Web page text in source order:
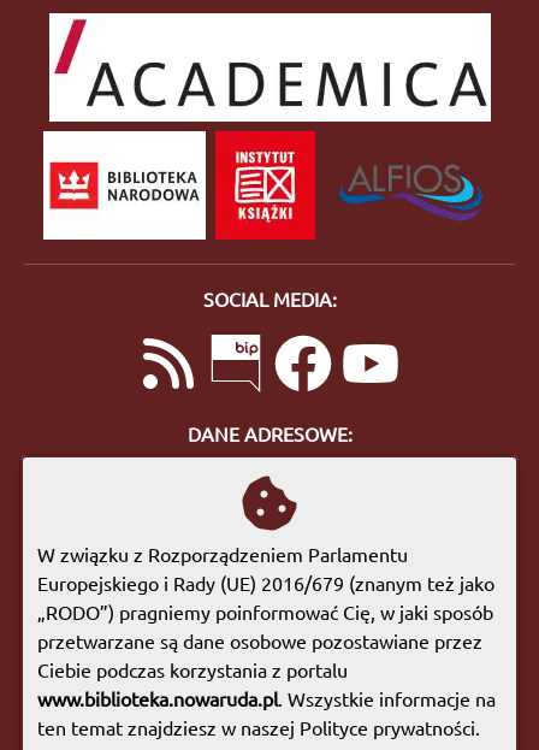
SOCIAL MEDIA:
DANE ADRESOWE:
ul. Bohaterów Getta 10
57-400 Nowa Ruda
biuro@biblioteka.nowaruda.pl
GODZINY OTWARCIA:
Poniedziałek:
09:00 - 17:00
Wtorek:
09:00 - 17:00
Środa:
09:00 - 17:00
W związku z Rozporządzeniem Parlamentu
Europejskiego i Rady (UE) 2016/679 (znanym też jako
„RODO”) pragniemy poinformować Cię, w jaki sposób
przetwarzane są dane osobowe pozostawiane przez
Ciebie podczas korzystania z portalu
www.biblioteka.nowaruda.pl. Wszystkie informacje na
ten temat znajdziesz w naszej Polityce prywatności.